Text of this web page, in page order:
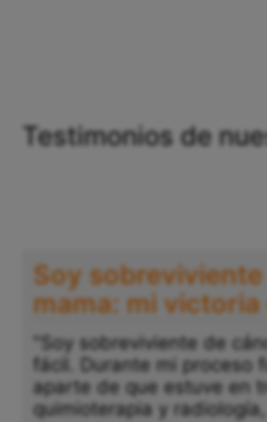
Testimonios de
Soy
mama: mi victoria
"Soy sobreviviente de
fácil. Durante mi proceso
aparte de que estuve en
quimioterapia y